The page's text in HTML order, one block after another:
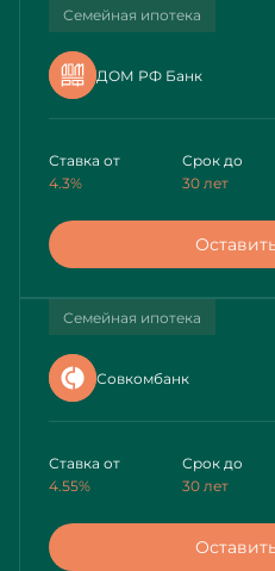
Семейная ипотека
ДОМ РФ Банк
Ставка от
4.3%
Срок до
30 лет
Семейная ипотека
Совкомбанк
Ставка от
4.55%
Срок до
30 лет